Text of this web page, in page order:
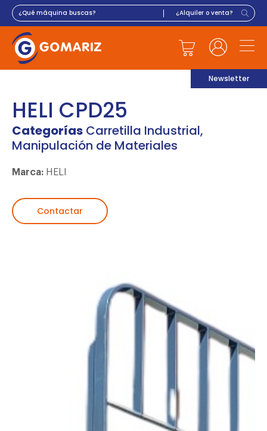
Newsletter
HELI CPD25
Categorías Carretilla Industrial,
Manipulación de Materiales
Marca: HELI
Contactar